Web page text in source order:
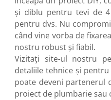
și diblu pentru tevi de
pentru dvs. Nu
când vine vorba de
nostru robust și fiabil.
Vizitați site-ul nostru
detaliile tehnice și
poate deveni partenerul
proiect de plumbarie sau